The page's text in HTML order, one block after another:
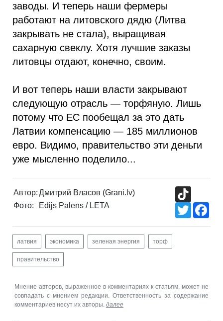
заводы. И теперь наши фермеры
работают на литовского дядю (Литва
закрывать не стала), выращивая
сахарную свеклу. Хотя лучшие заказы
литовцы отдают, конечно, своим.
И вот теперь наши власти закрывают
следующую отрасль — торфяную. Лишь
потому что ЕС пообещал за это дать
Латвии компенсацию — 185 миллионов
евро. Видимо, правительство эти деньги
уже мысленно поделило...
Автор:Дмитрий Власов (Grani.lv)
Фото:
Edijs Pālens / LETA
Twitter
латвия экономика зеленая энергия торф
правительство
Мнение авторов, выраженное в комментариях к статьям, может не
совпадать с мнением редакции. Ответственность за содержание
комментариев несут их авторы. далее